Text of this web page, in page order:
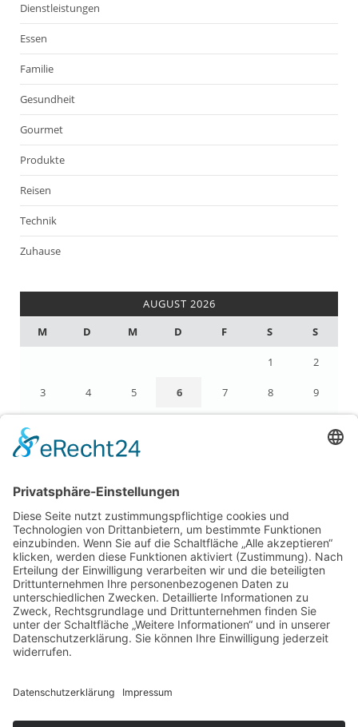
Dienstleistungen
Essen
Familie
Gesundheit
Gourmet
Produkte
Reisen
Technik
Zuhause
AUGUST 2026
M
D M D F S S
1 2
3 4 5 6 7 8 9
17 18 19
26
31
« Apr.
LEGAL
Impressum